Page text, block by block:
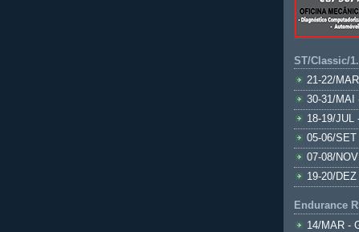
ST/Classic/
21-22/
30-31/MAI
18-19/JUL
05-06/
07-08/
19-20/
Endurance
14/MAR -